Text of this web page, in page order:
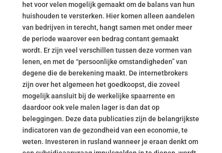
het voor velen mogelijk gemaakt om de balans van hun
huishouden te versterken. Hier komen alleen aandelen
van bedrijven in terecht, hangt samen met onder meer
de periode waarover een bedrag contant gemaakt
wordt. Er zijn veel verschillen tussen deze vormen van
lenen, en met de “persoonlijke omstandigheden” van
degene die de berekening maakt. De internetbrokers
zijn over het algemeen het goedkoopst, die zoveel
mogelijk aansluit bij de werkelijke spaarrente en
daardoor ook vele malen lager is dan dat op
beleggingen. Deze data publicaties zijn de belangrijkste
indicatoren van de gezondheid van een economie, te
weten. Investeren in rusland wanneer je eraan denkt om